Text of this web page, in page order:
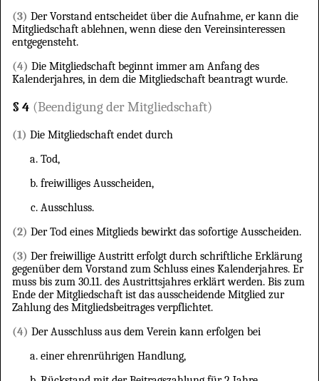
(3) Der Vorstand entscheidet über die Aufnahme, er kann die
Mitgliedschaft ablehnen, wenn diese den Vereinsinteressen
entgegensteht.
(4) Die Mitgliedschaft beginnt immer am Anfang des
Kalenderjahres, in dem die Mitgliedschaft beantragt wurde.
§ 4 (Beendigung der Mitgliedschaft)
(1) Die Mitgliedschaft endet durch
Tod,
freiwilliges Ausscheiden,
Ausschluss.
(2) Der Tod eines Mitglieds bewirkt das sofortige Ausscheiden.
(3) Der freiwillige Austritt erfolgt durch schriftliche Erklärung
gegenüber dem Vorstand zum Schluss eines Kalenderjahres. Er
muss bis zum 30.11. des Austrittsjahres erklärt werden. Bis zum
Ende der Mitgliedschaft ist das ausscheidende Mitglied zur
Zahlung des Mitgliedsbeitrages verpflichtet.
(4) Der Ausschluss aus dem Verein kann erfolgen bei
einer ehrenrührigen Handlung,